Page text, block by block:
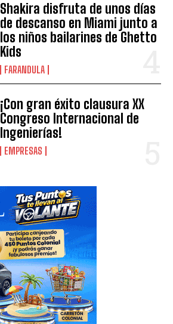
Shakira disfruta de unos días
de descanso en Miami junto a
los niños bailarines de Ghetto
Kids
FARANDULA
¡Con gran éxito clausura XX
Congreso Internacional de
Ingenierías!
EMPRESAS